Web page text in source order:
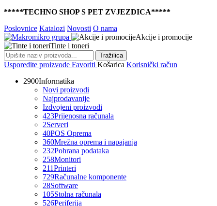
*****TECHNO SHOP S PET ZVJEZDICA*****
Poslovnice Katalozi Novosti O nama
Akcije i promocije
Tinte i toneri
Tražilica
Usporedite proizvode Favoriti Košarica Korisnički račun
2900Informatika
Novi proizvodi
Najprodavanije
Izdvojeni proizvodi
423Prijenosna računala
2Serveri
40POS Oprema
360Mrežna oprema i napajanja
232Pohrana podataka
258Monitori
211Printeri
729Računalne komponente
28Software
105Stolna računala
526Periferija